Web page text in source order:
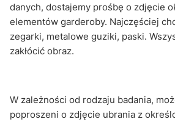
danych, dostajemy prośbę o zdjęcie
elementów garderoby. Najczęściej
zegarki, metalowe guziki, paski.
zakłócić obraz.
W zależności od rodzaju badania,
poproszeni o zdjęcie ubrania z